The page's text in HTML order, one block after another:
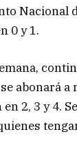
Nacional
0 y 1.
abonará a
2, 3 y 4.